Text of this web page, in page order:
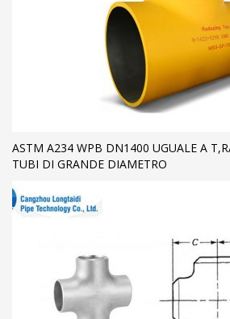
ASTM A234 WPB DN1400 UGUALE A
TUBI DI GRANDE DIAMETRO